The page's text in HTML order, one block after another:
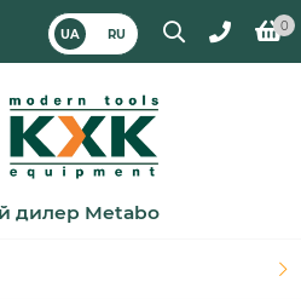
UA RU
0
дилер Metabo